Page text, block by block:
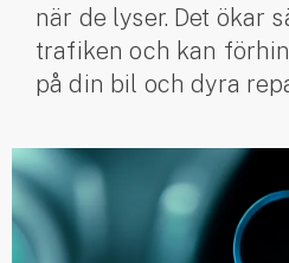
ATV-försäkring
Släpvagnsförsäkring
Husvagnsförsäkring
Motorcykel
Mc-försäkring
när de lyser. Det ökar
trafiken och kan
på din bil och dyra